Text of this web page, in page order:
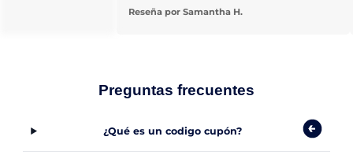
Reseña por Samantha H.
Preguntas frecuentes
¿Qué es un codigo cupón?